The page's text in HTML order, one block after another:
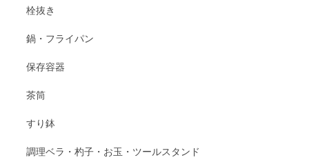
栓抜き
鍋・フライパン
保存容器
茶筒
すり鉢
調理ベラ・杓子・お玉・ツールスタンド